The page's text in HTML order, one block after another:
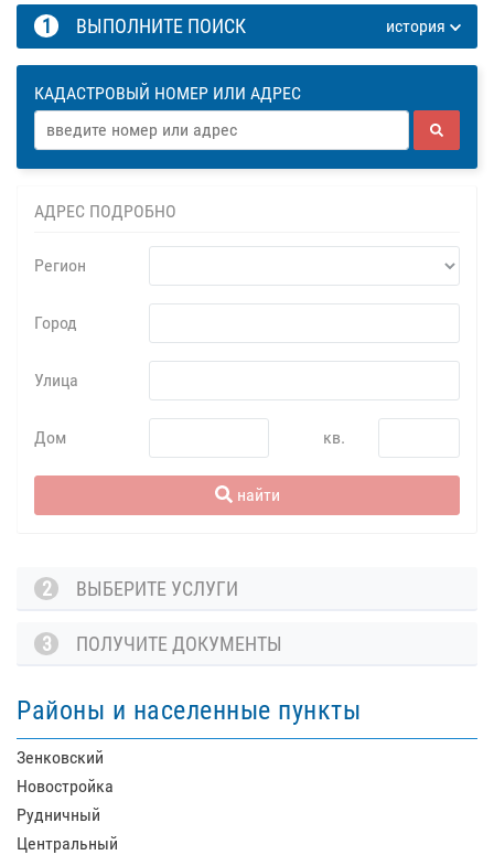
1 ВЫПОЛНИТЕ ПОИСК история
КАДАСТРОВЫЙ НОМЕР ИЛИ АДРЕС
АДРЕС ПОДРОБНО
Регион
Город
Улица
Дом кв.
найти
2 ВЫБЕРИТЕ УСЛУГИ
3 ПОЛУЧИТЕ ДОКУМЕНТЫ
Районы и населенные пункты
Зенковский
Новостройка
Рудничный
Центральный